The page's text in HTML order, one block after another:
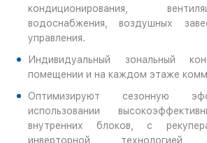
кондиционирования,
водоснабжения, воздушных
управления.
Индивидуальный зональный
помещении и на каждом этаже
Оптимизируют сезонную
использовании
внутренних блоков, с
инверторной технологией,